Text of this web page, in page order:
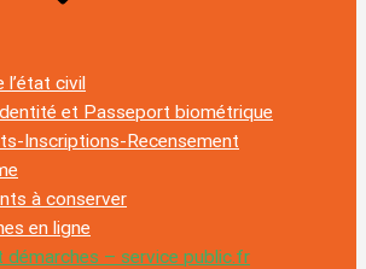
l’état civil
et Passeport biométrique
Inscriptions-Recensement
à conserver
en ligne
démarches – service public.fr